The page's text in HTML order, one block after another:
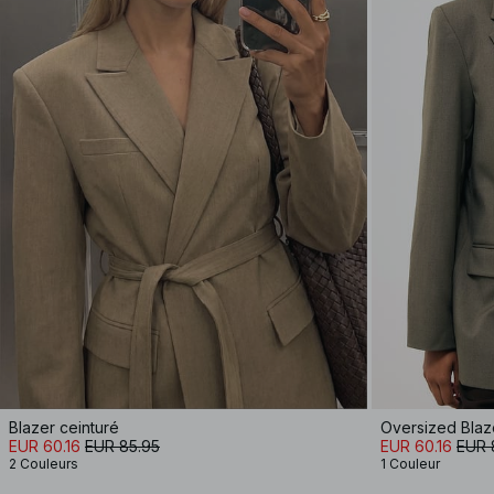
Blazer ceinturé
EUR 60.16 EUR 85.95
2 Couleurs
Oversized
EUR 60.16 EUR
1 Couleur